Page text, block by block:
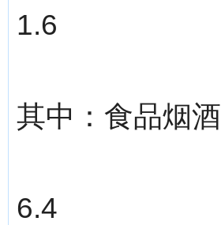
1.6
其中：食品烟酒
6.4